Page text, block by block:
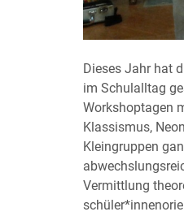
Dieses Jahr hat
im Schulalltag
Workshoptagen
Klassismus,
Kleingruppen
Vermittlung